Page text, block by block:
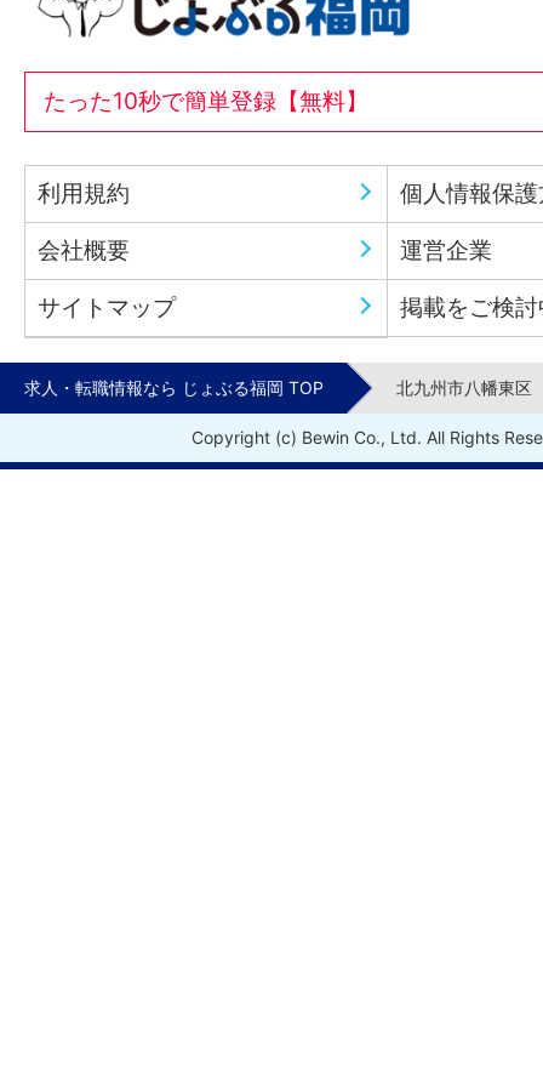
たった10秒で簡単登録【無料】
利用規約 個人情報保
会社概要 運営企業
サイトマップ 掲載をご検
求人・転職情報なら じょぶる福岡 TOP 北九州市八幡東区
Copyright (c) Bewin Co., Ltd. All Rights